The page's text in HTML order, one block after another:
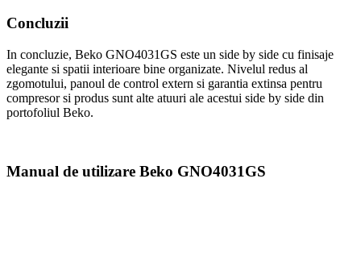
Concluzii
In concluzie, Beko GNO4031GS este un side by side cu finisaje
elegante si spatii interioare bine organizate. Nivelul redus al
zgomotului, panoul de control extern si garantia extinsa pentru
compresor si produs sunt alte atuuri ale acestui side by side din
portofoliul Beko.
Manual de utilizare Beko GNO4031GS